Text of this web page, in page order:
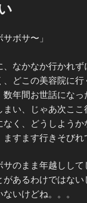
ボサ〜」
なかなか行かれず
、どこの美容院に行
数年間お世話にな
い、じゃあ次ここ
く、どうしようか
すます行きそびれ
サのまま年越しし
があるわけではない
いけどね。。。